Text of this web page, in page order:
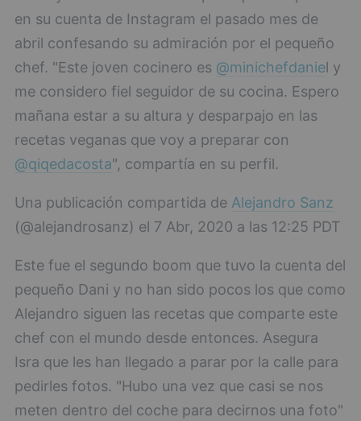
en su cuenta de Instagram el pasado mes de
abril confesando su admiración por el pequeño
chef. "Este joven cocinero es @minichefdaniel y
me considero fiel seguidor de su cocina. Espero
mañana estar a su altura y desparpajo en las
recetas veganas que voy a preparar con
@qiqedacosta", compartía en su perfil.
Una publicación compartida de Alejandro Sanz
(@alejandrosanz) el 7 Abr, 2020 a las 12:25 PDT
Este fue el segundo boom que tuvo la cuenta del
pequeño Dani y no han sido pocos los que como
Alejandro siguen las recetas que comparte este
chef con el mundo desde entonces. Asegura
Isra que les han llegado a parar por la calle para
pedirles fotos. "Hubo una vez que casi se nos
meten dentro del coche para decirnos una foto"